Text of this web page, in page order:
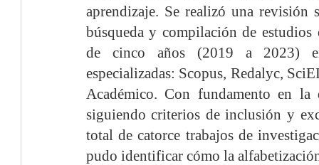
aprendizaje. Se realizó una revisión
búsqueda y compilación de
de cinco años (2019 a 2023)
especializadas: Scopus, Redalyc,
Académico. Con fundamento en
siguiendo criterios de inclusión y
total de catorce trabajos de
pudo identificar cómo la